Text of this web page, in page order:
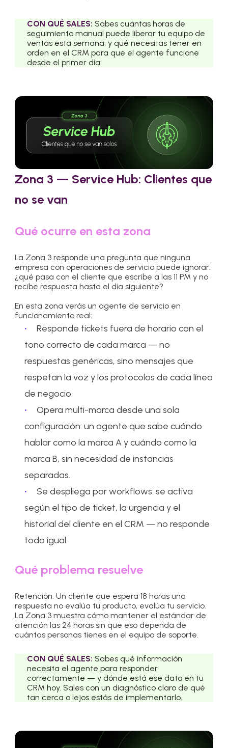
CON QUÉ SALES: Sabes cuántas horas de
seguimiento manual puede liberar tu equipo de
ventas esta semana, y qué necesitas tener en
orden en el CRM para que el agente funcione
desde el primer día.
Zona 3 — Service Hub: Clientes que
no se van
Qué ocurre en esta zona
La Zona 3 responde una pregunta que ninguna
empresa con operaciones de servicio puede ignorar:
¿qué pasa con el cliente que escribe a las 11 PM y no
recibe respuesta hasta el día siguiente?
En esta zona verás un agente de servicio en
funcionamiento real:
Responde tickets fuera de horario con el
tono correcto de cada marca — no
respuestas genéricas, sino mensajes que
respetan la voz y los protocolos de cada línea
de negocio.
Opera multi-marca desde una sola
configuración: un agente que sabe cuándo
hablar como la marca A y cuándo como la
marca B, sin necesidad de instancias
separadas.
Se despliega por workflows: se activa
según el tipo de ticket, la urgencia y el
historial del cliente en el CRM — no responde
todo igual.
Qué problema resuelve
Retención. Un cliente que espera 18 horas una
respuesta no evalúa tu producto, evalúa tu servicio.
La Zona 3 muestra cómo mantener el estándar de
atención las 24 horas sin que eso dependa de
cuántas personas tienes en el equipo de soporte.
CON QUÉ SALES: Sabes qué información
necesita el agente para responder
correctamente — y dónde está ese dato en tu
CRM hoy. Sales con un diagnóstico claro de qué
tan cerca o lejos estás de implementarlo.